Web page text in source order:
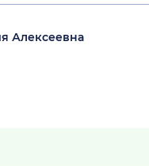
Алексеевна